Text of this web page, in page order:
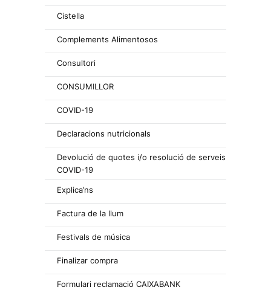
Cistella
Complements Alimentosos
Consultori
CONSUMILLOR
COVID-19
Declaracions nutricionals
Devolució de quotes i/o resolució de serveis
COVID-19
Explica’ns
Factura de la llum
Festivals de música
Finalizar compra
Formulari reclamació CAIXABANK